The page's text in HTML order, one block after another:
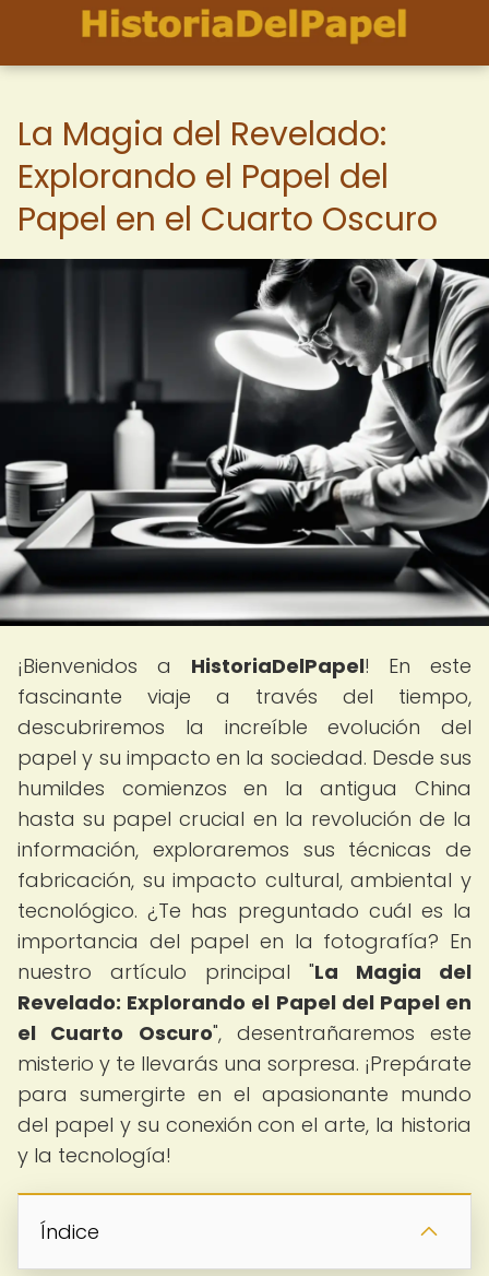
La Magia del Revelado:
Explorando el Papel del
Papel en el Cuarto Oscuro
¡Bienvenidos a HistoriaDelPapel! En este
fascinante viaje a través del tiempo,
descubriremos la increíble evolución del
papel y su impacto en la sociedad. Desde sus
humildes comienzos en la antigua China
hasta su papel crucial en la revolución de la
información, exploraremos sus técnicas de
fabricación, su impacto cultural, ambiental y
tecnológico. ¿Te has preguntado cuál es la
importancia del papel en la fotografía? En
nuestro artículo principal "La Magia del
Revelado: Explorando el Papel del Papel en
el Cuarto Oscuro", desentrañaremos este
misterio y te llevarás una sorpresa. ¡Prepárate
para sumergirte en el apasionante mundo
del papel y su conexión con el arte, la historia
y la tecnología!
Índice